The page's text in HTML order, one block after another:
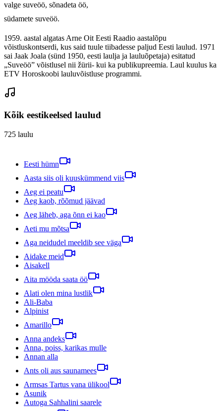
valge suveöö, sõnadeta öö,
südamete suveöö.
1959. aastal algatas Arne Oit Eesti Raadio aastalõpu
võistluskontserdi, kus said tuule tiibadesse paljud Eesti laulud. 1971
sai Jaak Joala (sünd 1950, eesti laulja ja lauluõpetaja) esitatud
„Suveöö” võistlusel nii žürii- kui ka publikupreemia. Laul kuulus ka
ETV Horoskoobi lauluvõistluse programmi.
Kõik eestikeelsed laulud
725 laulu
Eesti hümn
Aasta siis oli kuuskümmend viis
Aeg ei peatu
Aeg kaob, rõõmud jäävad
Aeg läheb, aga õnn ei kao
Aeti mu mõtsa
Aga neidudel meeldib see väga
Aidake meid
Aisakell
Aita mööda saata öö
Alati olen mina lustlik
Ali-Baba
Alpinist
Amarillo
Anna andeks
Anna, poiss, karikas mulle
Annan alla
Ants oli aus saunamees
Armsas Tartus vana ülikool
Asunik
Autoga Sahhalini saarele